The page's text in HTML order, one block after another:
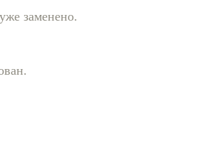
заменено.